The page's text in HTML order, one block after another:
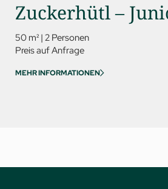
Zuckerhütl –
50 m² | 2 Personen
Preis auf Anfrage
MEHR INFORMATIONEN